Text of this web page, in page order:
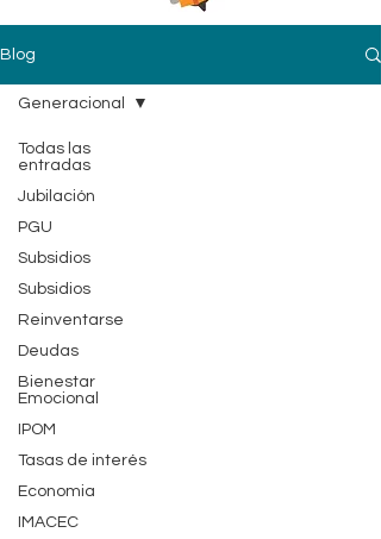
Blog
Todas las
entradas
Jubilación
PGU
Subsidios
Subsidios
Reinventarse
Deudas
Bienestar
Emocional
IPOM
Tasas de interés
Economia
IMACEC
Generacional